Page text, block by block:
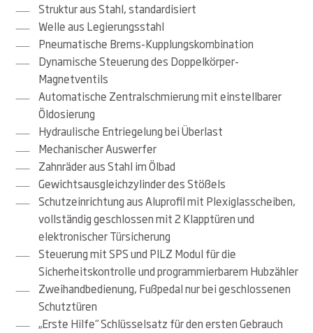
Struktur aus Stahl, standardisiert
Welle aus Legierungsstahl
Pneumatische Brems-Kupplungskombination
Dynamische Steuerung des Doppelkörper-
Magnetventils
Automatische Zentralschmierung mit einstellbarer
Öldosierung
Hydraulische Entriegelung bei Überlast
Mechanischer Auswerfer
Zahnräder aus Stahl im Ölbad
Gewichtsausgleichzylinder des Stößels
Schutzeinrichtung aus Aluprofil mit Plexiglasscheiben,
vollständig geschlossen mit 2 Klapptüren und
elektronischer Türsicherung
Steuerung mit SPS und PILZ Modul für die
Sicherheitskontrolle und programmierbarem Hubzähler
Zweihandbedienung, Fußpedal nur bei geschlossenen
Schutztüren
„Erste Hilfe“ Schlüsselsatz für den ersten Gebrauch